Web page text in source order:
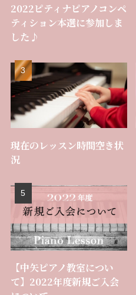
2022ピティナピアノコンペ
ティション本選に参加しま
した♪
現在のレッスン時間空き状
況
【中矢ピアノ教室につい
て】2022年度新規ご入会